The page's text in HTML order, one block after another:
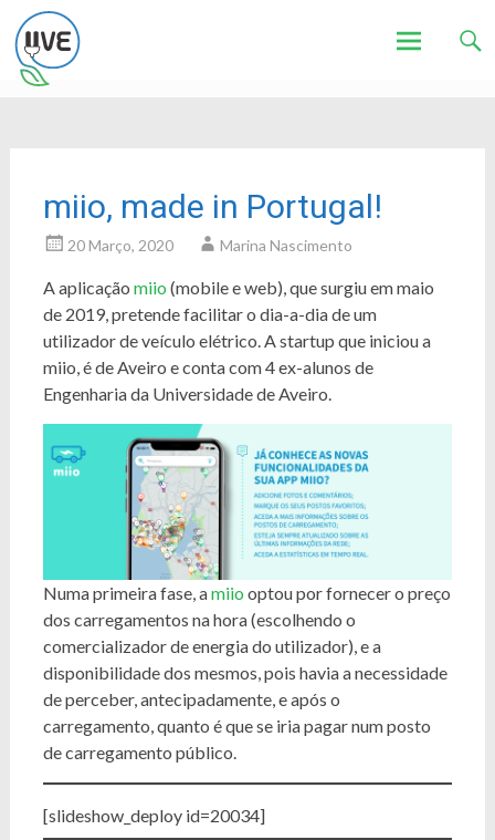
miio, made in Portugal!
20 Março, 2020 Marina Nascimento
A aplicação miio (mobile e web), que surgiu em maio
de 2019, pretende facilitar o dia-a-dia de um
utilizador de veículo elétrico. A startup que iniciou a
miio, é de Aveiro e conta com 4 ex-alunos de
Engenharia da Universidade de Aveiro.
Numa primeira fase, amiio optou por fornecer o preço
dos carregamentos na hora (escolhendo o
comercializador de energia do utilizador), e a
disponibilidade dos mesmos, pois havia a necessidade
de perceber, antecipadamente, e após o
carregamento, quanto é que se iria pagar num posto
de carregamento público.
[slideshow_deploy id=20034]